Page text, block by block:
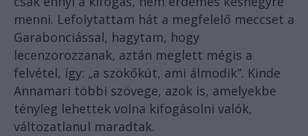
menni. Lefolytattam hát a megfelelő meccset a
Garabonciással, hagytam, hogy
lecenzorozzanak, aztán meglett mégis a
felvétel, így: „a szökőkút, ami álmodik”. Kinde
Annamari többi szövege, azok is, amelyekbe
tényleg lehettek volna kifogásolni valók,
változatlanul maradtak.